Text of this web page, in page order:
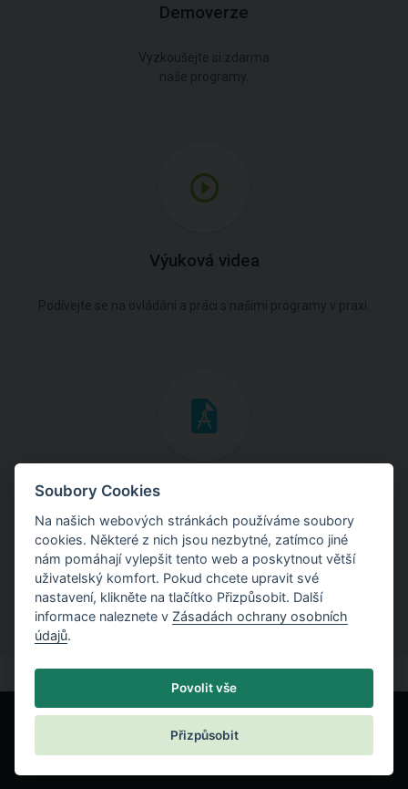
Demoverze
Vyzkoušejte si zdarma
naše programy.
Výuková videa
Podívejte se na ovládání a práci s našimi programy v praxi.
Inženýrské manuály
Stáhněte si manuály s teoretickými i praktickými ukázkami
použití programů.
Soubory Cookies
Na našich webových stránkách používáme soubory
cookies. Některé z nich jsou nezbytné, zatímco jiné
nám pomáhají vylepšit tento web a poskytnout větší
uživatelský komfort. Pokud chcete upravit své
nastavení, klikněte na tlačítko Přizpůsobit. Další
informace naleznete v Zásadách ochrany osobních
údajů.
Povolit vše
Přizpůsobit